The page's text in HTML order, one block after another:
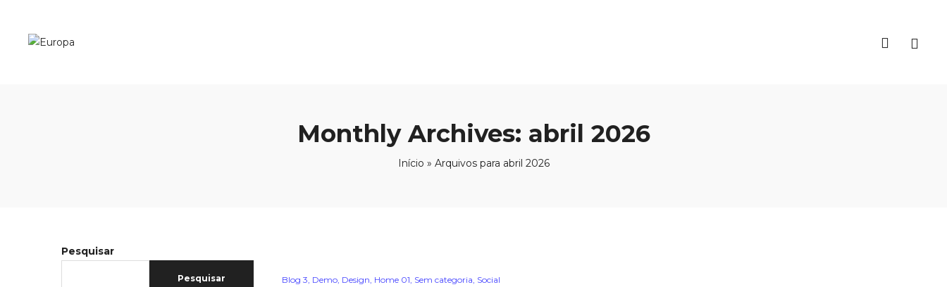
Monthly Archives: abril 2026
Início » Arquivos para abril 2026
Pesquisar
Pesquisar Blog 3, Demo, Design, Home 01, Sem categoria, Social